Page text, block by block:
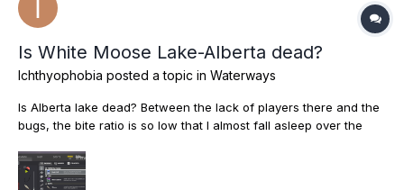
Is White Moose Lake-Alberta dead?
Ichthyophobia posted a topic in Waterways
Is Alberta lake dead? Between the lack of players there and the
bugs, the bite ratio is so low that I almost fall asleep over the
equipment.